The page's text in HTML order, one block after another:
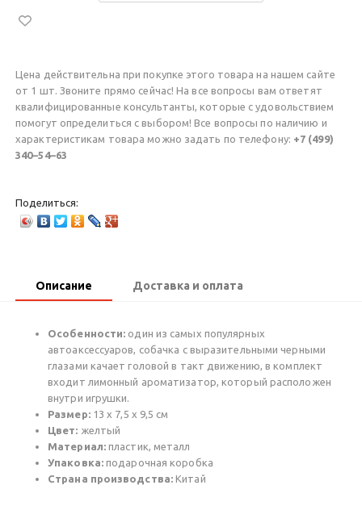
Цена действительна при покупке этого товара на нашем сайте
от 1 шт. Звоните прямо сейчас! На все вопросы вам ответят
квалифицированные консультанты, которые с удовольствием
помогут определиться с выбором! Все вопросы по наличию и
характеристикам товара можно задать по телефону: +7 (499)
340–54–63
Поделиться:
Описание Доставка и оплата
Особенности: один из самых популярных
автоаксессуаров, собачка с выразительными черными
глазами качает головой в такт движению, в комплект
входит лимонный ароматизатор, который расположен
внутри игрушки.
Размер:13 х 7,5 х 9,5 см
Цвет: желтый
Материал:пластик, металл
Упаковка:подарочная коробка
Страна производства: Китай